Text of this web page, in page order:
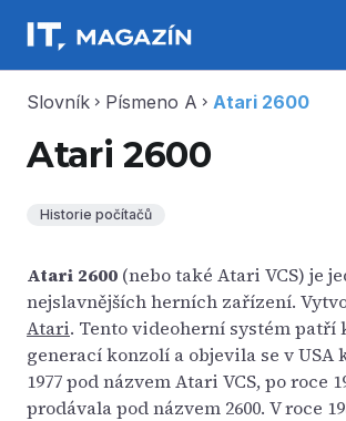
Slovník chevron_right Písmeno A chevron_right Atari 2600
Atari 2600
Historie počítačů
Atari 2600 (nebo také Atari VCS) je
nejslavnějších herních zařízení.
Atari. Tento videoherní systém patří
generací konzolí a objevila se v USA
1977 pod názvem Atari VCS, po roce
prodávala pod názvem 2600. V roce